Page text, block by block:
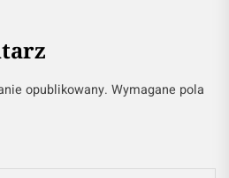
opublikowany. Wymagane pola